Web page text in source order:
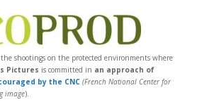
shootings on the protected environments where
Pictures is committed in an approach of
by the CNC (French National Center for
image).